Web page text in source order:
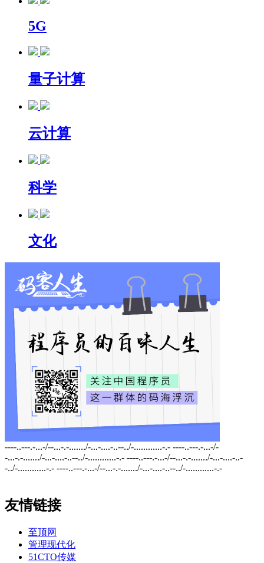
5G
量子计算
云计算
科学
文化
----..---.-...-/--...-.-......./-...-....-..--../-............-.- ----..---.-...-/-
-...-.-......./-...-....-..--../-............-.- ----..---.-...-/--...-.-......./-...-....-..-
-../-............-.- ----..---.-...-/--...-.-......./-...-....-..--../-............-.-
友情链接
至顶网
管理现代化
51CTO传媒